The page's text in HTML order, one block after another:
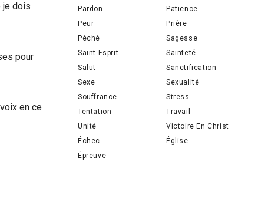
je dois
pour
en ce
Pardon
Patience
Peur
Prière
Péché
Sagesse
Saint-Esprit
Sainteté
Salut
Sanctification
Sexe
Sexualité
Souffrance
Stress
Tentation
Travail
Unité
Victoire En Christ
Échec
Église
Épreuve